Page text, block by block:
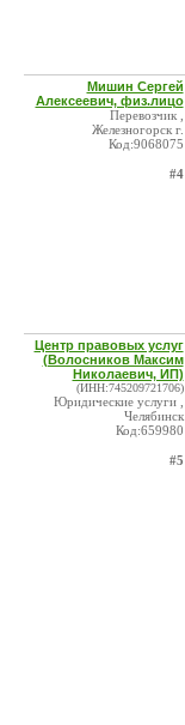
Мишин Сергей
Алексеевич, физ.лицо
Перевозчик ,
Железногорск г.
Код:9068075
#4
Центр правовых услуг
(Волосников Максим
Николаевич, ИП)
(ИНН:745209721706)
Юридические услуги ,
Челябинск
Код:659980
#5